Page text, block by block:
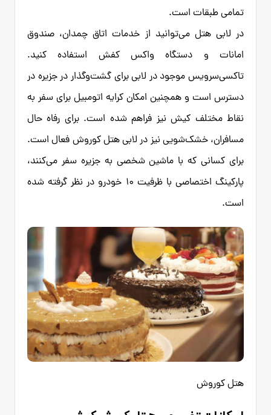
تمامی طبقات است.
در لابی هتل می‌توانید از خدمات اتاق چمدان، صندوق
امانات و دستگاه واکس کفش استفاده کنید.
تاکسی‌سرویس موجود در لابی برای گشت‌وگذار در جزیره در
دسترس است و همچنین امکان کرایه اتومبیل برای سفر به
نقاط مختلف کیش نیز فراهم شده است. برای رفاه حال
مسافران، خشک‌شویی نیز در لابی هتل کوروش فعال است.
برای کسانی که با ماشین شخصی به جزیره سفر می‌کنند،
پارکینگ اختصاصی با ظرفیت ۱۰ خودرو در نظر گرفته شده
است.
هتل کوروش